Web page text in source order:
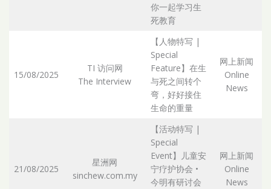
你一起学习生
死教育
15/08/2025
TI 访问网
The Interview
【人物特写 |
Special
Feature】在生
与死之间转个
弯，好好接住
生命的重量
网上新闻
Online
News
21/08/2025
星洲网
sinchew.com.my
【活动特写 |
Special
Event】儿童安
宁疗护协会 •
今明有研讨会
网上新闻
Online
News